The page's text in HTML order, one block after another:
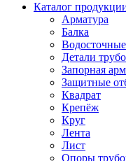
Каталог
Арматура
Балка
Детали
Запорная
Защитные
Квадрат
Крепёж
Круг
Лента
Лист
Опоры